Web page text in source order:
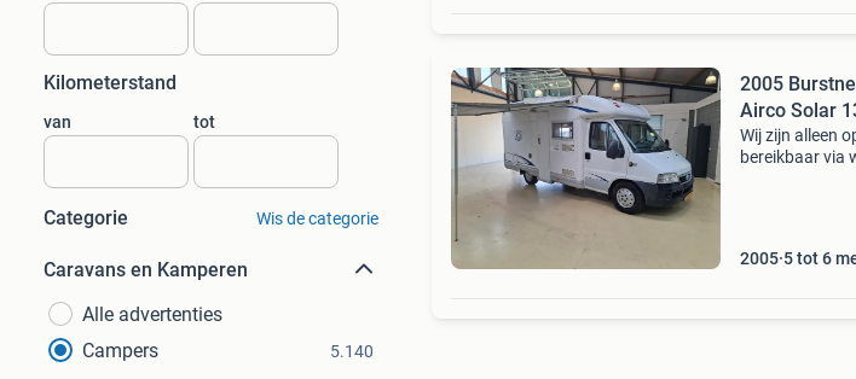
Kilometerstand
van tot
Categorie Wis de categorie
Caravans en Kamperen
Alle advertenties
Campers
5.140
2005
Airco Solar
Wij zijn alleen
bereikbaar via
2005 5 tot 6